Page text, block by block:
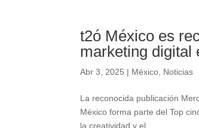
t2ó México es
marketing digital
Abr 3, 2025 | México Noticias
La reconocida publicación
México forma parte del Top
la creatividad y el...